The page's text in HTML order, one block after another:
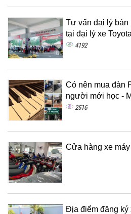
Tư vấn đại lý bán
tại đại lý xe
4192
Có nên mua đàn
người mới học -
2516
Cửa hàng xe
Địa điểm đăng ký